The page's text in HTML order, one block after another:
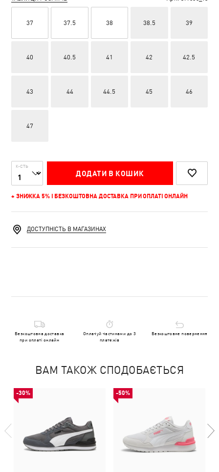
37 37.5 38 38.5 39
40 40.5 41 42 42.5
43 44 44.5 45 46
47
К-СТЬ
ДОДАТИ В КОШИК
+ ЗНИЖКА 5% І БЕЗКОШТОВНА ДОСТАВКА ПРИ ОПЛАТІ ОНЛАЙН
ДОСТУПНІСТЬ В МАГАЗИНАХ
Безкоштовна доставка
при оплаті онлайн
Оплачуй частинами до 3
платежів
Безкоштовне повернення
ВАМ ТАКОЖ СПОДОБАЄТЬСЯ
-30% -50%